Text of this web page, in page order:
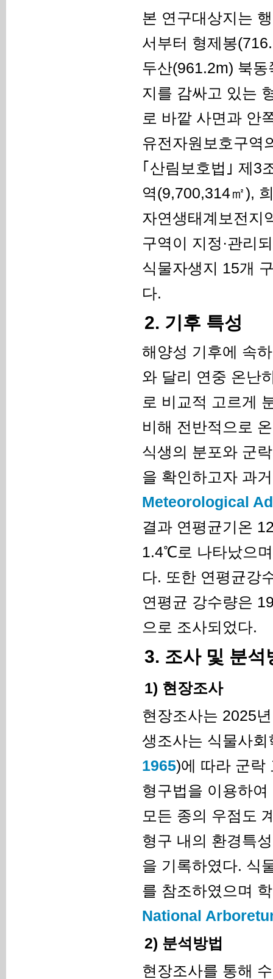
본 연구대상지는
서부터 형제봉
두산(961.2m) 북
지를 감싸고 있는
로 바깥 사면과 안
유전자원보호구역
｢산림보호법｣ 제3
역(9,700,314㎡),
자연생태계보전지
구역이 지정·관리
식물자생지 15개
다.
2. 기후 특성
해양성 기후에 속
와 달리 연중 온난
로 비교적 고르게
비해 전반적으로
식생의 분포와 군
을 확인하고자 과
Meteorological
결과 연평균기온
1.4℃로 나타났으
다. 또한 연평균강
연평균 강수량은
으로 조사되었다.
3. 조사 및 분석
1) 현장조사
현장조사는 2025
생조사는 식물사회
1965)에 따라 군락
형구법을 이용하
모든 종의 우점도
형구 내의 환경특
을 기록하였다. 식
를 참조하였으며
National
2) 분석방법
현장조사를 통해